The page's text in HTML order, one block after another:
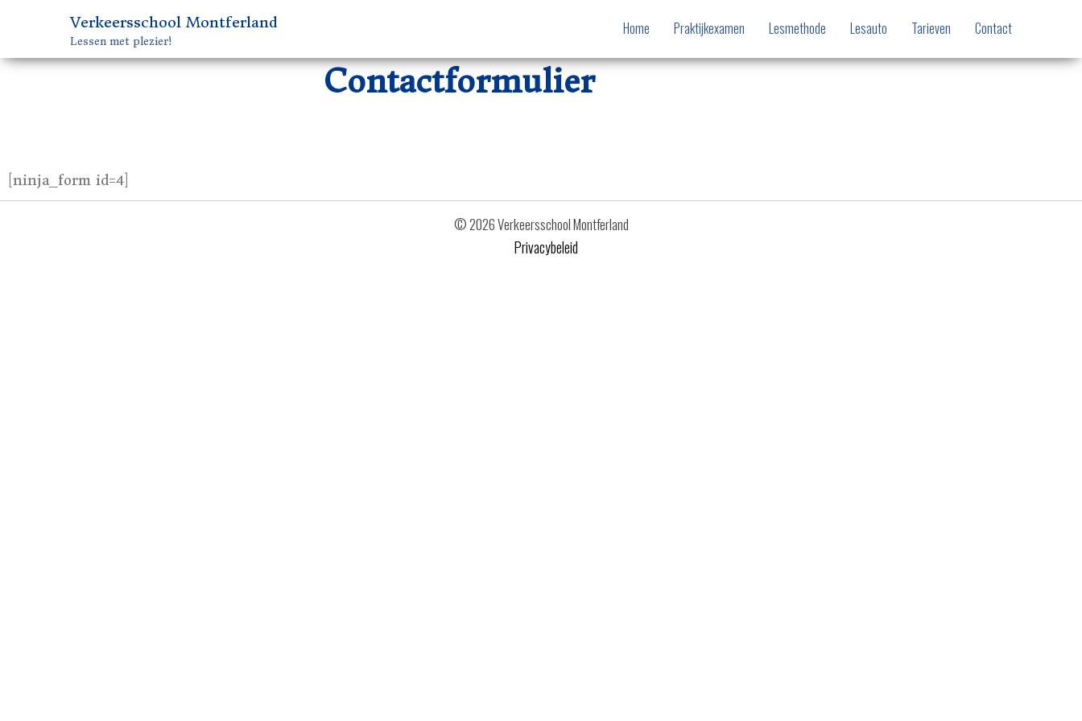
Verkeersschool Montferland
Lessen met plezier!
Home Praktijkexamen Lesmethode Lesauto Tarieven Contact
Contactformulier
[ninja_form id=4]
© 2026 Verkeersschool Montferland
Privacybeleid